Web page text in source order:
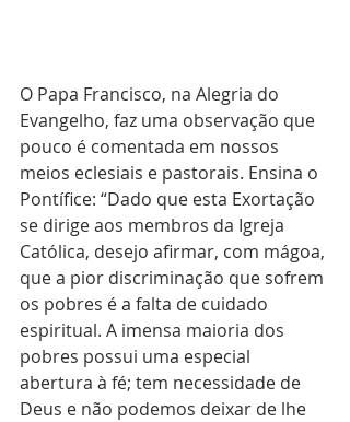
O Papa Francisco, na Alegria do
Evangelho, faz uma observação que
pouco é comentada em nossos
meios eclesiais e pastorais. Ensina o
Pontífice: “Dado que esta Exortação
se dirige aos membros da Igreja
Católica, desejo afirmar, com mágoa,
que a pior discriminação que sofrem
os pobres é a falta de cuidado
espiritual. A imensa maioria dos
pobres possui uma especial
abertura à fé; tem necessidade de
Deus e não podemos deixar de lhe